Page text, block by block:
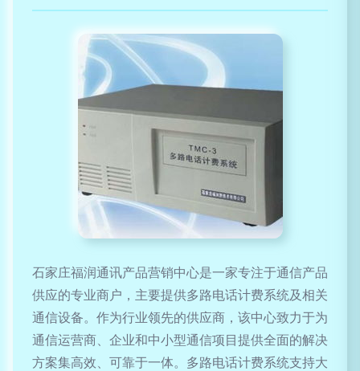
石家庄福润通讯产品营销中心是一家专注于通信产品
供应的专业商户，主要提供多路电话计费系统及相关
通信设备。作为行业领先的供应商，该中心致力于为
通信运营商、企业和中小型通信项目提供全面的解决
方案集高效、可靠于一体。多路电话计费系统支持大